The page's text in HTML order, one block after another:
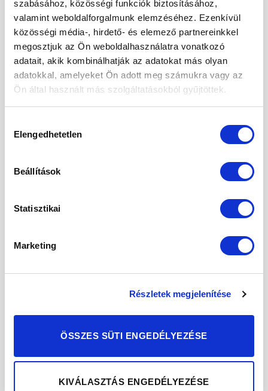
szabásához, közösségi funkciók biztosításához,
valamint weboldalforgalmunk elemzéséhez. Ezenkívül
közösségi média-, hirdető- és elemező partnereinkkel
megosztjuk az Ön weboldalhasználatra vonatkozó
adatait, akik kombinálhatják az adatokat más olyan
adatokkal, amelyeket Ön adott meg számukra vagy az
Ön által használt más szolgáltatásokból gyűjtöttek.
kiválasztása
Elengedhetetlen
Beállítások
Statisztikai
Marketing
Részletek megjelenítése
ÖSSZES SÜTI ENGEDÉLYEZÉSE
KIVÁLASZTÁS ENGEDÉLYEZÉSE
2024. szeptember
2024. május
2024. április
2024. március
2023. december
2023. február
2022. december
2022. november
2022. szeptember
2022. augusztus
2022. július
2022. június